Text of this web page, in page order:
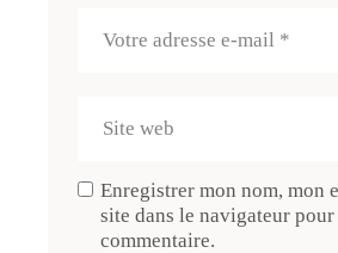
Enregistrer mon nom, mon
site dans le navigateur
commentaire.